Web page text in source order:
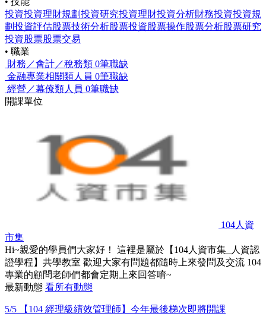
投資投資理財規劃投資研究投資理財投資分析財務投資投資規
劃投資評估股票技術分析股票投資股票操作股票分析股票研究
投資股票股票交易
• 職業
財務／會計／稅務類 0筆職缺
金融專業相關類人員 0筆職缺
經營／幕僚類人員 0筆職缺
開課單位
104人資
市集
Hi~親愛的學員們大家好！ 這裡是屬於【104人資市集_人資認
證學程】共學教室 歡迎大家有問題都隨時上來發問及交流 104
專業的顧問老師們都會定期上來回答唷~
最新動態 看所有動態
5/5 【104 經理級績效管理師】今年最後梯次即將開課